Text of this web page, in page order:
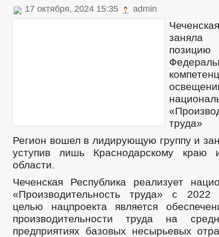
17 октября, 2024 15:35 admin
труда»
Регион вошел в лидирующую группу и
уступив лишь Краснодарскому краю
области.
Чеченская Республика реализует
«Производительность труда» с 2022
целью нацпроекта является
производительности труда на
предприятиях базовых несырьевых